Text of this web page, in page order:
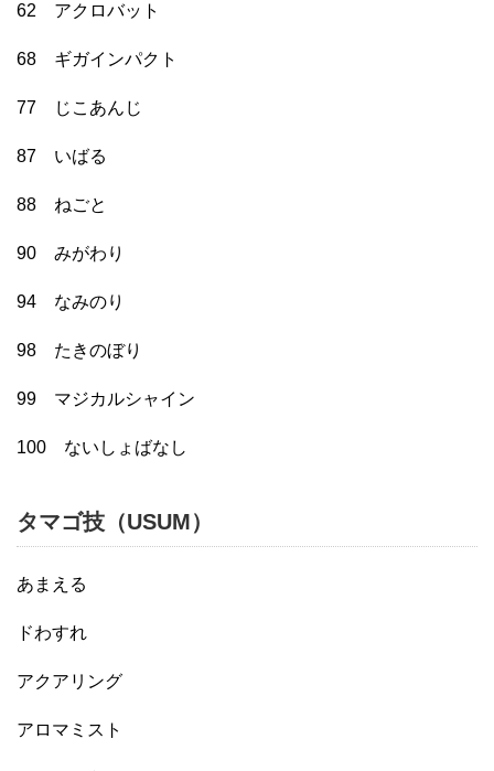
62 アクロバット
68 ギガインパクト
77 じこあんじ
87 いばる
88 ねごと
90 みがわり
94 なみのり
98 たきのぼり
99 マジカルシャイン
100 ないしょばなし
タマゴ技（USUM）
あまえる
ドわすれ
アクアリング
アロマミスト